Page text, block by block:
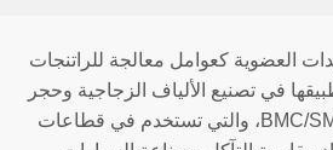
العضوية كعوامل معالجة للراتنجات
في تصنيع الألياف الزجاجية وحجر
الكوارتز الاصطناعي و BMC/SMC، والتي تستخدم في قطاعات